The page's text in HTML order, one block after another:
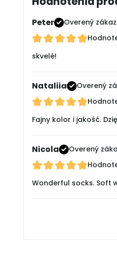
Peter
Overený
skvelé!
Nataliia
Overený
Fajny kolor i jakość.
Nicola
Overený
Wonderful socks. Soft